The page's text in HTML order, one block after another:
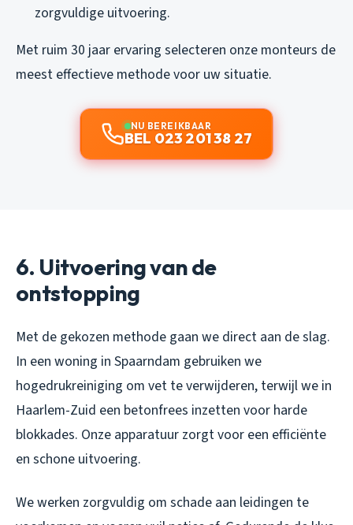
zorgvuldige uitvoering.
Met ruim 30 jaar ervaring selecteren onze monteurs de
meest effectieve methode voor uw situatie.
NU BEREIKBAAR
BEL 023 201 38 27
6. Uitvoering van de
ontstopping
Met de gekozen methode gaan we direct aan de slag.
In een woning in Spaarndam gebruiken we
hogedrukreiniging om vet te verwijderen, terwijl we in
Haarlem-Zuid een betonfrees inzetten voor harde
blokkades. Onze apparatuur zorgt voor een efficiënte
en schone uitvoering.
We werken zorgvuldig om schade aan leidingen te